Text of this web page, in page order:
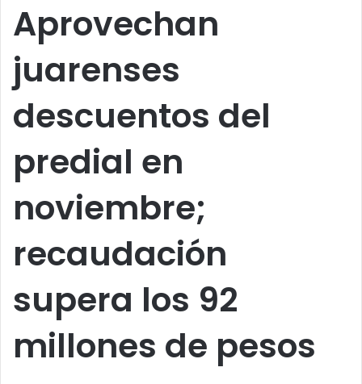
Aprovechan
juarenses
descuentos del
predial en
noviembre;
recaudación
supera los 92
millones de pesos